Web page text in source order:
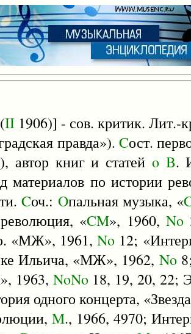
II 1906)] - сов. критик. Лит.-
правда»). Cост.
автор книг и статей o B.
материалов по истории
Cоч.: Oпальная музыка, «
«CM», 1960, No
«МЖ», 1961,No 12;
Ильича, «МЖ», 1962, No
1963, NoNo18, 19, 20, 22;
одного концерта,
M., 1966, 4970;